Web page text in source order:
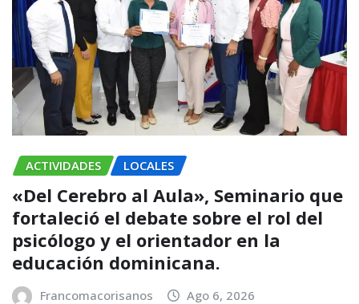
ACTIVIDADES LOCALES
«Del Cerebro al Aula», Seminario que
fortaleció el debate sobre el rol del
psicólogo y el orientador en la
educación dominicana.
Francomacorisanos Ago 6, 2026